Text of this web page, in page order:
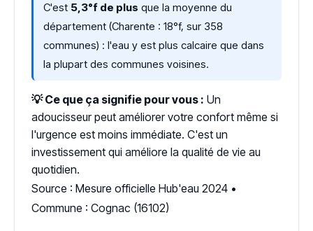
C'est 5,3°f de plus que la moyenne du
département (Charente : 18°f, sur 358
communes) : l'eau y est plus calcaire que dans
la plupart des communes voisines.
💡 Ce que ça signifie pour vous : Un
adoucisseur peut améliorer votre confort même si
l'urgence est moins immédiate. C'est un
investissement qui améliore la qualité de vie au
quotidien.
Source : Mesure officielle Hub'eau 2024 •
Commune : Cognac (16102)